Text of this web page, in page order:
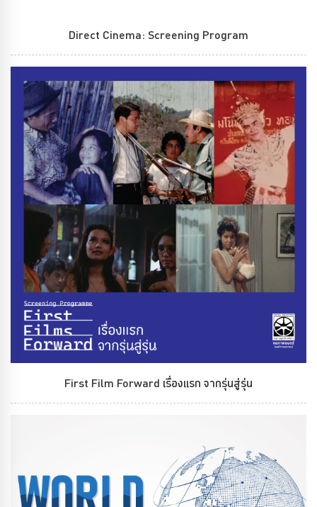
Direct Cinema: Screening Program
First Film Forward เรื่องแรก จากรุ่นสู่รุ่น